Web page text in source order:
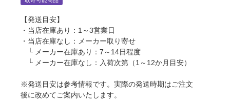
【発送目安】
・当店在庫あり：1～3営業日
・当店在庫なし：メーカー取り寄せ
└ メーカー在庫あり：7～14日程度
└ メーカー在庫なし：入荷次第（1～12か月目安）
※発送目安は参考情報です。実際の発送時期はご注文
後に改めてご案内いたします。